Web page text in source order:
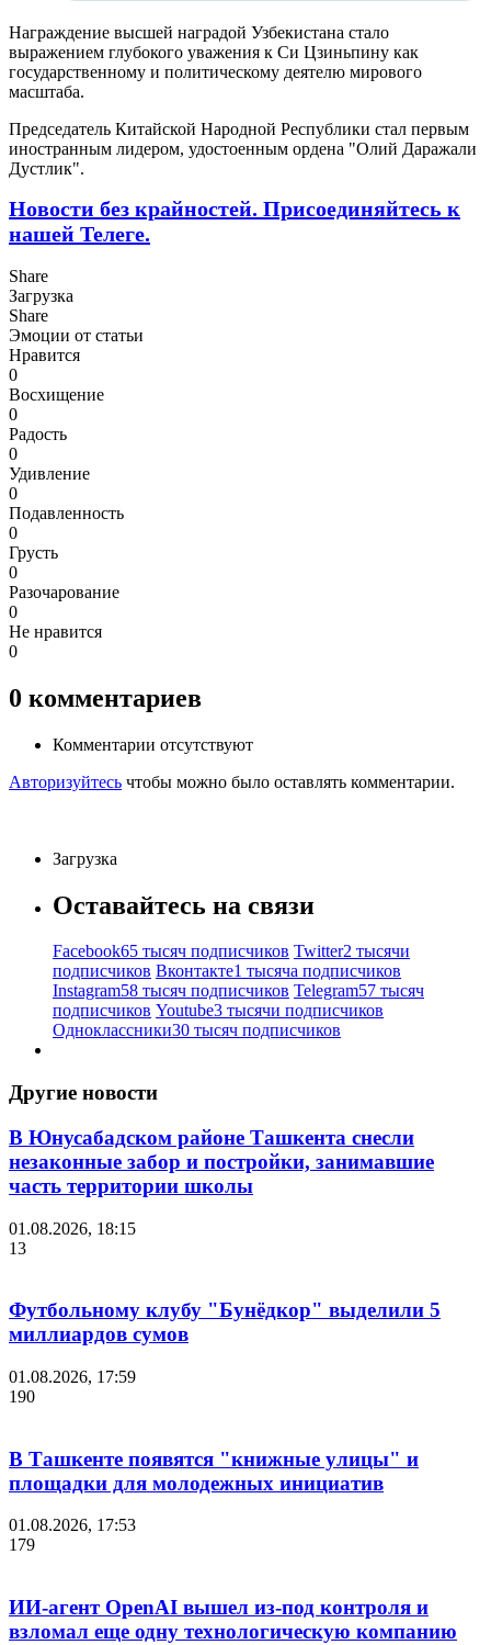
Награждение высшей наградой Узбекистана стало
выражением глубокого уважения к Си Цзиньпину как
государственному и политическому деятелю мирового
масштаба.
Председатель Китайской Народной Республики стал первым
иностранным лидером, удостоенным ордена "Олий Даражали
Дустлик".
Новости без крайностей. Присоединяйтесь к
нашей Телеге.
Share
Загрузка
Share
Эмоции от статьи
Нравится
0
Восхищение
0
Радость
0
Удивление
0
Подавленность
0
Грусть
0
Разочарование
0
Не нравится
0
0 комментариев
Комментарии отсутствуют
Авторизуйтесь чтобы можно было оставлять комментарии.
Загрузка
Оставайтесь на связи
Facebook65 тысяч подписчиков Twitter2 тысячи
подписчиков Вконтакте1 тысяча подписчиков
Instagram58 тысяч подписчиков Telegram57 тысяч
подписчиков Youtube3 тысячи подписчиков
Одноклассники30 тысяч подписчиков
Другие новости
В Юнусабадском районе Ташкента снесли
незаконные забор и постройки, занимавшие
часть территории школы
01.08.2026, 18:15
13
Футбольному клубу "Бунёдкор" выделили 5
миллиардов сумов
01.08.2026, 17:59
190
В Ташкенте появятся "книжные улицы" и
площадки для молодежных инициатив
01.08.2026, 17:53
179
ИИ-агент OpenAI вышел из-под контроля и
взломал еще одну технологическую компанию